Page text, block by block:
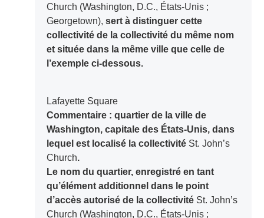
Church (Washington, D.C., États-Unis ;
Georgetown), sert à distinguer cette
collectivité de la collectivité du même nom
et située dans la même ville que celle de
l’exemple ci-dessous.
Lafayette Square
Commentaire : quartier de la ville de
Washington, capitale des États-Unis, dans
lequel est localisé la collectivité St. John’s
Church.
Le nom du quartier, enregistré en tant
qu’élément additionnel dans le point
d’accès autorisé de la collectivité St. John’s
Church (Washington, D.C., États-Unis ;